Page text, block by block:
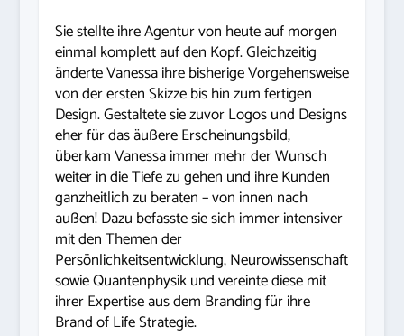
Sie stellte ihre Agentur von heute auf morgen
einmal komplett auf den Kopf. Gleichzeitig
änderte Vanessa ihre bisherige Vorgehensweise
von der ersten Skizze bis hin zum fertigen
Design. Gestaltete sie zuvor Logos und Designs
eher für das äußere Erscheinungsbild,
überkam Vanessa immer mehr der Wunsch
weiter in die Tiefe zu gehen und ihre Kunden
ganzheitlich zu beraten – von innen nach
außen!Dazu befasste sie sich immer intensiver
mit den Themen der
Persönlichkeitsentwicklung, Neurowissenschaft
sowie Quantenphysik und vereinte diese mit
ihrer Expertise aus dem Branding für ihre
Brand of Life Strategie.